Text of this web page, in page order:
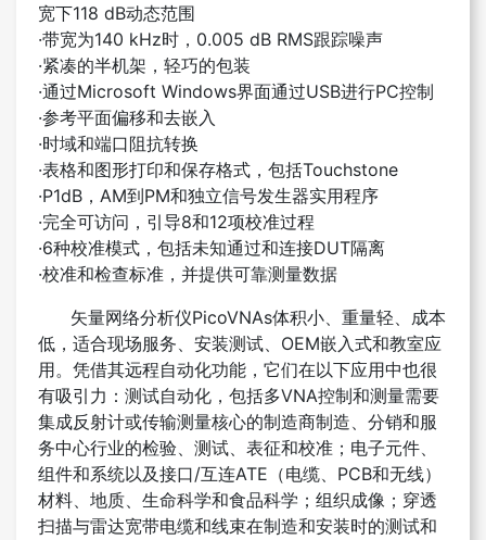
宽下118 dB动态范围
·带宽为140 kHz时，0.005 dB RMS跟踪噪声
·紧凑的半机架，轻巧的包装
·通过Microsoft Windows界面通过USB进行PC控制
·参考平面偏移和去嵌入
·时域和端口阻抗转换
·表格和图形打印和保存格式，包括Touchstone
·P1dB ，AM到PM和独立信号发生器实用程序
·完全可访问，引导8和12项校准过程
·6种校准模式，包括未知通过和连接DUT隔离
·校准和检查标准，并提供可靠测量数据
矢量网络分析仪PicoVNAs体积小、重量轻、成本
低，适合现场服务、安装测试、OEM嵌入式和教室应
用。凭借其远程自动化功能，它们在以下应用中也很
有吸引力： 测试自动化，包括多VNA控制和测量需要
集成反射计或传输测量核心的制造商制造、分销和服
务中心行业的检验、测试、表征和校准；电子元件、
组件和系统以及接口/互连ATE（电缆、PCB和无线）
材料、地质、生命科学和食品科学；组织成像；穿透
扫描与雷达宽带电缆和线束在制造和安装时的测试和